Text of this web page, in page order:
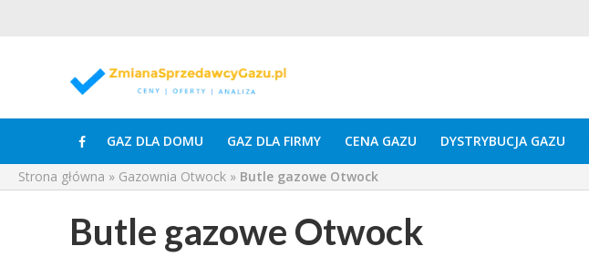
GAZ DLA DOMU GAZ DLA FIRMY CENA GAZU DYSTRYBUCJA GAZU
Strona główna » Gazownia Otwock » Butle gazowe Otwock
Butle gazowe Otwock